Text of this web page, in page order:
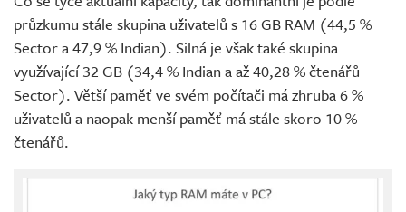
průzkumu stále skupina uživatelů s 16 GB RAM (44,5 %
Sector a 47,9 % Indian). Silná je však také skupina
využívající 32 GB (34,4 % Indian a až 40,28 % čtenářů
Sector). Větší paměť ve svém počítači má zhruba 6 %
uživatelů a naopak menší paměť má stále skoro 10 %
čtenářů.